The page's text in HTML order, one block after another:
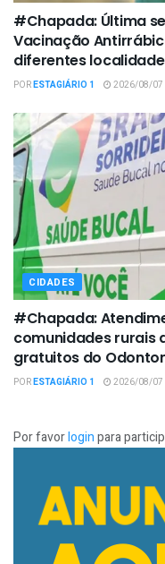
#Chapada: Última
Vacinação
diferentes
PORESTAGIÁRIO 1 2026/08/07
CIDADES
#Chapada:
comunidades rurais
gratuitos do
PORESTAGIÁRIO 1 2026/08/07
Por favorloginpara